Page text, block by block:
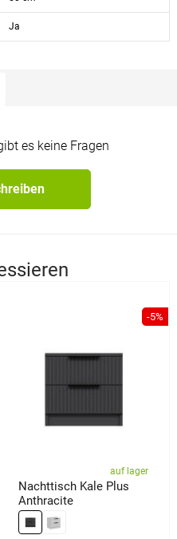
Ja
es keine Fragen
-5%
auf lager
Nachttisch Kale Plus
Anthracite